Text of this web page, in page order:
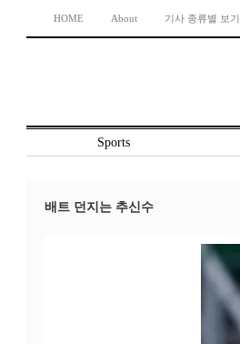
HOME About 기사 종류별 보기
Sports
배트 던지는 추신수